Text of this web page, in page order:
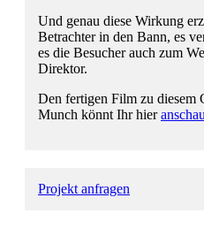
Und genau diese Wirkung
Betrachter in den Bann, es
es die Besucher auch zum
Direktor.
Den fertigen Film zu diesem
Munch könnt Ihr hier
Projekt anfragen